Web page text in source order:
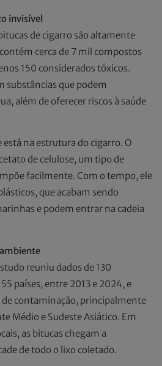
invisível
de cigarro são altamente
cerca de 7 mil compostos
150 considerados tóxicos.
substâncias que podem
além de oferecer riscos à saúde
na estrutura do cigarro. O
de celulose, um tipo de
facilmente. Com o tempo, ele
que acabam sendo
e podem entrar na cadeia
reuniu dados de 130
países, entre 2013 e 2024, e
contaminação, principalmente
Médio e Sudeste Asiático. Em
as bitucas chegam a
de todo o lixo coletado.